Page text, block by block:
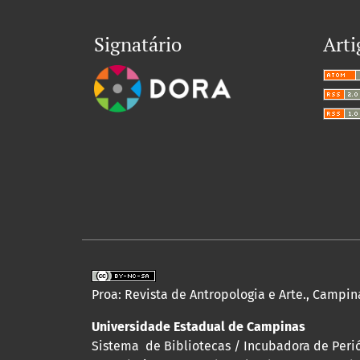
Signatário
Proa: Revista de Antropologia e Arte.,
Universidade Estadual de Campinas
Sistema de Bibliotecas / Incubadora de